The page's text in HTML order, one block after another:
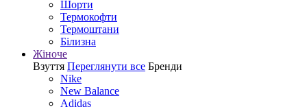
Шорти
Термокофти
Термоштани
Білизна
Жіноче
Взуття Переглянути все Бренди
Nike
New Balance
Adidas